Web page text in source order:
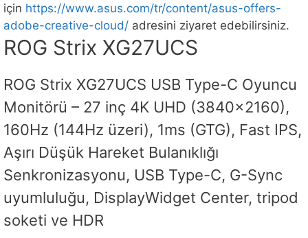
için https://www.asus.com/tr/content/asus-offers-
adobe-creative-cloud/ adresini ziyaret edebilirsiniz.
ROG Strix XG27UCS
ROG Strix XG27UCS USB Type-C Oyuncu
Monitörü – 27 inç 4K UHD (3840×2160),
160Hz (144Hz üzeri), 1ms (GTG), Fast IPS,
Aşırı Düşük Hareket Bulanıklığı
Senkronizasyonu, USB Type-C, G-Sync
uyumluluğu, DisplayWidget Center, tripod
soketi ve HDR